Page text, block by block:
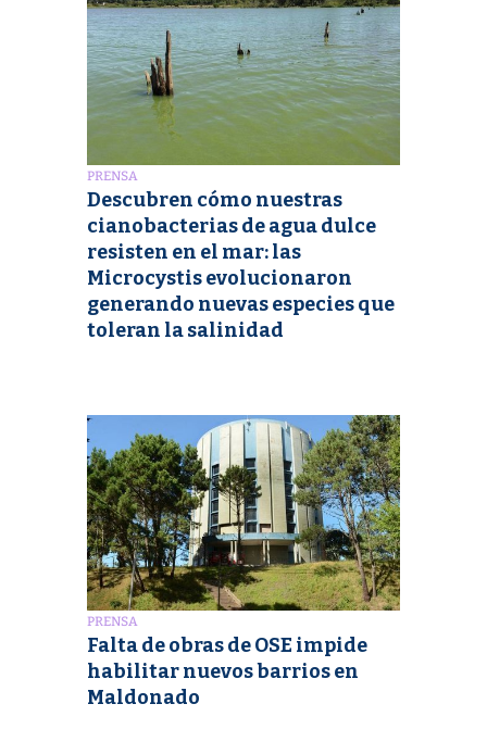
PRENSA
Descubren cómo nuestras
cianobacterias de agua dulce
resisten en el mar: las
Microcystis evolucionaron
generando nuevas especies que
toleran la salinidad
PRENSA
Falta de obras de OSE impide
habilitar nuevos barrios en
Maldonado